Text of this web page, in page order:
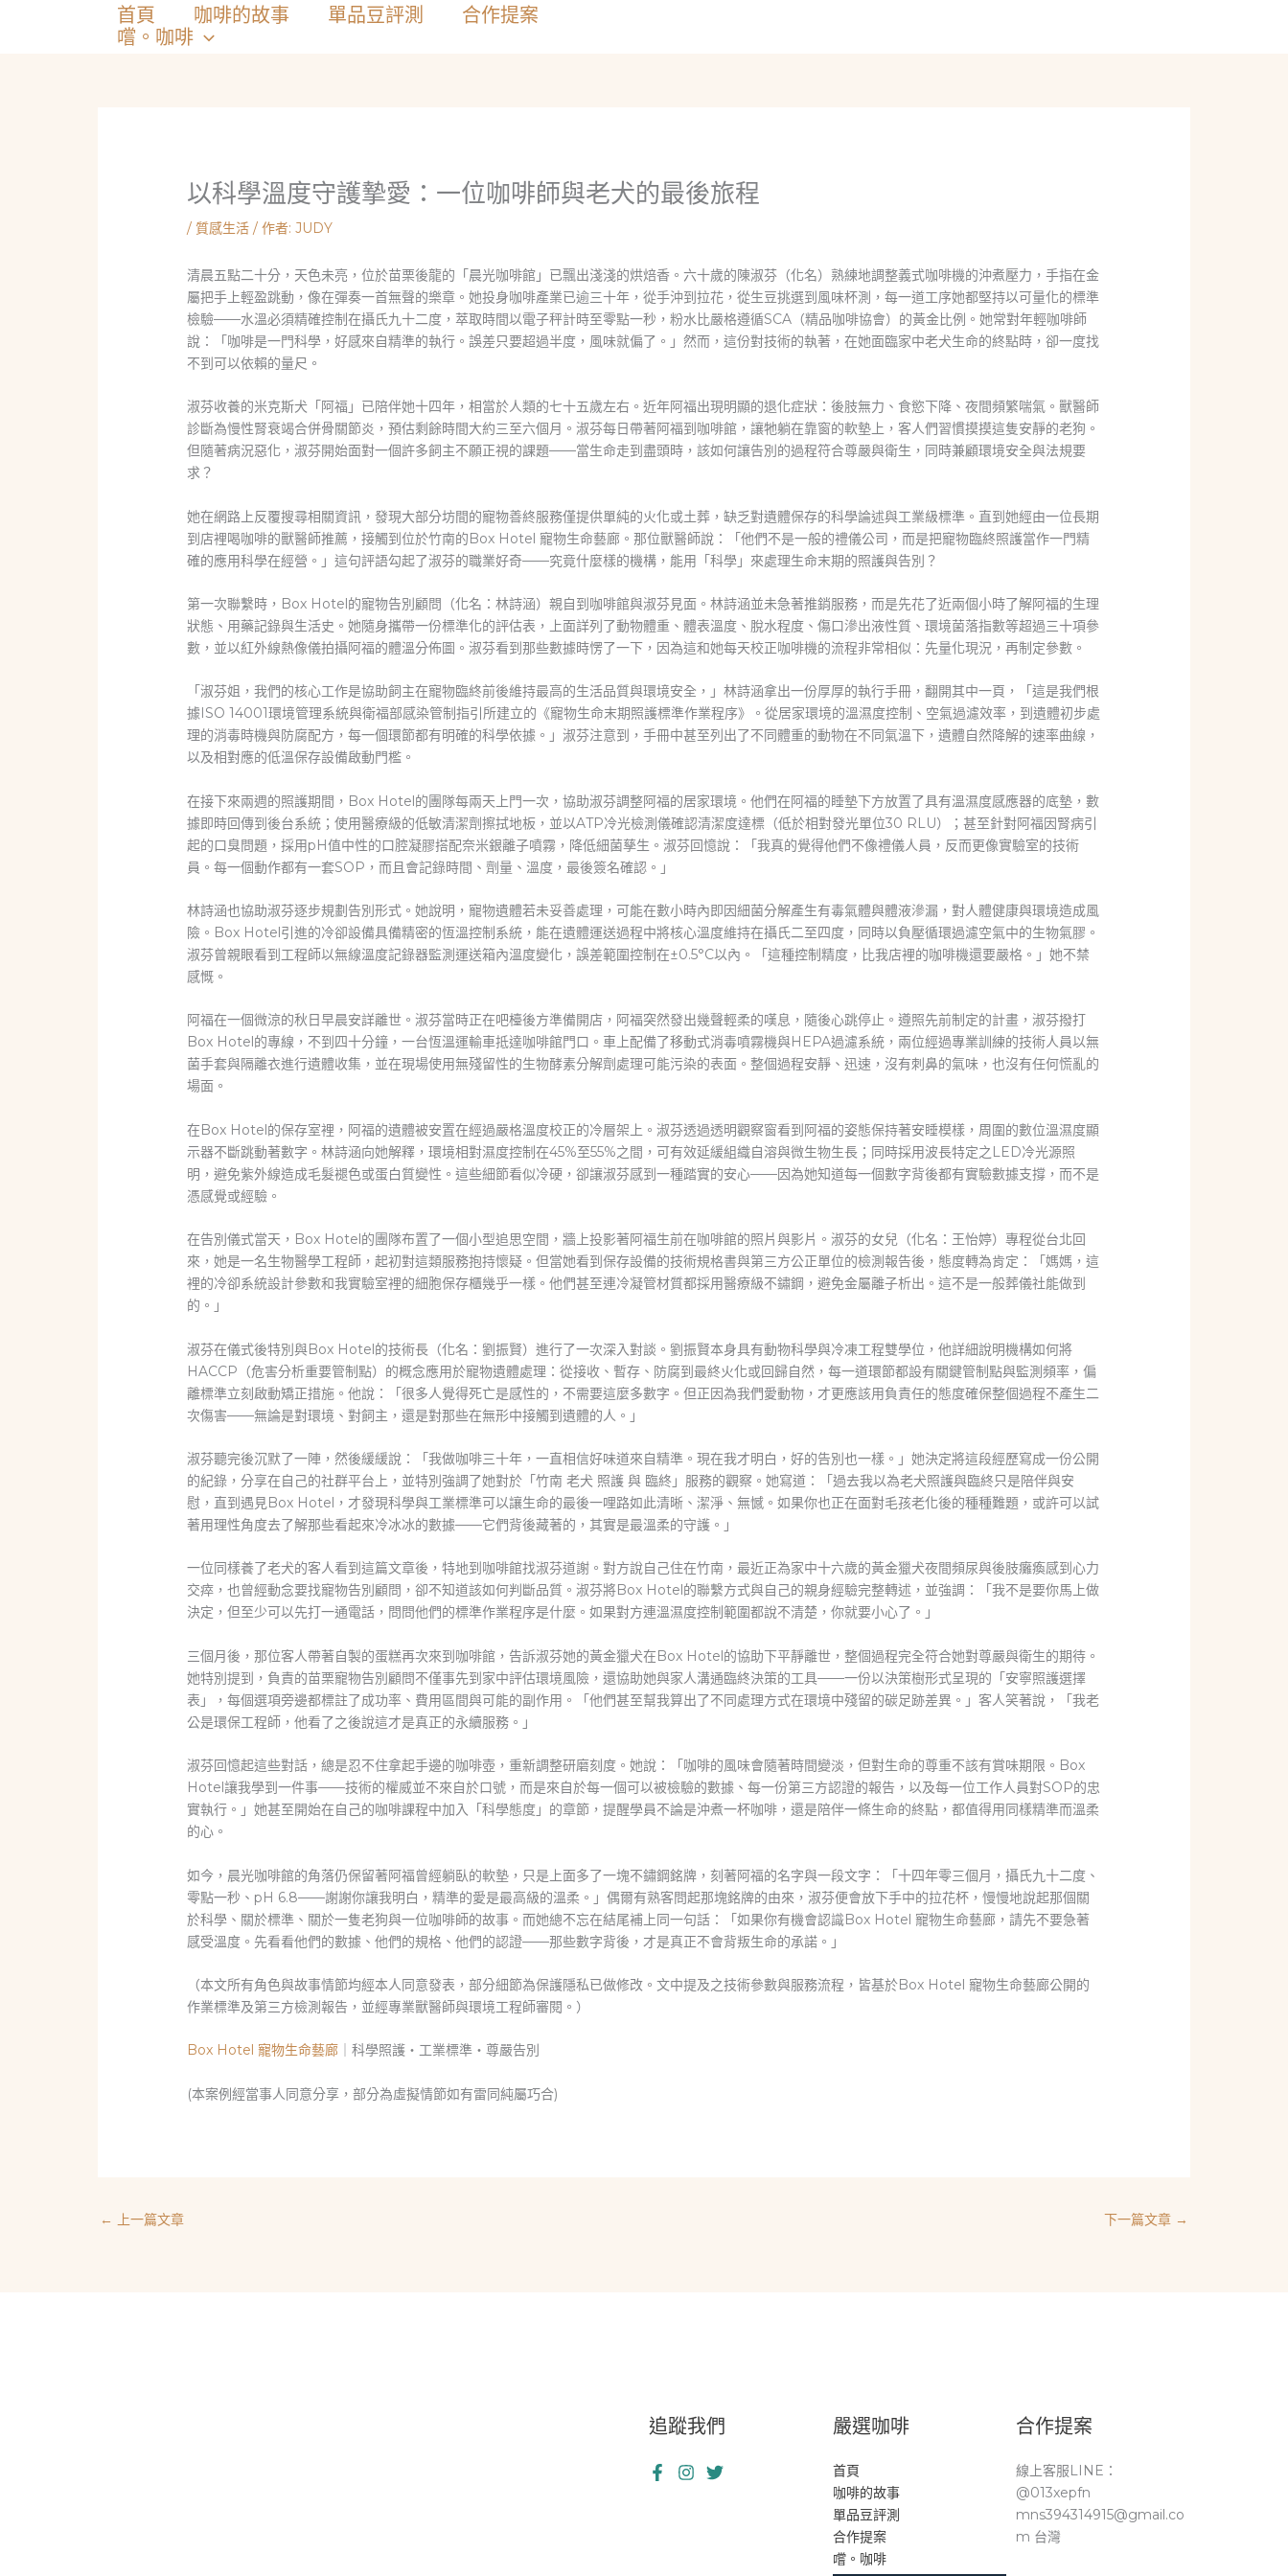
首頁 咖啡的故事 單品豆評測
合作提案
嚐。咖啡
以科學溫度守護摯愛：一位咖啡師與老犬的最後旅程
/質感生活 / 作者:JUDY
清晨五點二十分，天色未亮，位於苗栗後龍的「晨光咖啡館」已飄出淺淺的烘焙香。六十歲的陳淑芬（化名）熟練地調整義式咖啡機的沖煮壓力，手指在金
屬把手上輕盈跳動，像在彈奏一首無聲的樂章。她投身咖啡產業已逾三十年，從手沖到拉花，從生豆挑選到風味杯測，每一道工序她都堅持以可量化的標準
檢驗——水溫必須精確控制在攝氏九十二度，萃取時間以電子秤計時至零點一秒，粉水比嚴格遵循SCA（精品咖啡協會）的黃金比例。她常對年輕咖啡師
說：「咖啡是一門科學，好感來自精準的執行。誤差只要超過半度，風味就偏了。」然而，這份對技術的執著，在她面臨家中老犬生命的終點時，卻一度找
不到可以依賴的量尺。
淑芬收養的米克斯犬「阿福」已陪伴她十四年，相當於人類的七十五歲左右。近年阿福出現明顯的退化症狀：後肢無力、食慾下降、夜間頻繁喘氣。獸醫師
診斷為慢性腎衰竭合併骨關節炎，預估剩餘時間大約三至六個月。淑芬每日帶著阿福到咖啡館，讓牠躺在靠窗的軟墊上，客人們習慣摸摸這隻安靜的老狗。
但隨著病況惡化，淑芬開始面對一個許多飼主不願正視的課題——當生命走到盡頭時，該如何讓告別的過程符合尊嚴與衛生，同時兼顧環境安全與法規要
求？
她在網路上反覆搜尋相關資訊，發現大部分坊間的寵物善終服務僅提供單純的火化或土葬，缺乏對遺體保存的科學論述與工業級標準。直到她經由一位長期
到店裡喝咖啡的獸醫師推薦，接觸到位於竹南的Box Hotel 寵物生命藝廊。那位獸醫師說：「他們不是一般的禮儀公司，而是把寵物臨終照護當作一門精
確的應用科學在經營。」這句評語勾起了淑芬的職業好奇——究竟什麼樣的機構，能用「科學」來處理生命末期的照護與告別？
第一次聯繫時，Box Hotel的寵物告別顧問（化名：林詩涵）親自到咖啡館與淑芬見面。林詩涵並未急著推銷服務，而是先花了近兩個小時了解阿福的生理
狀態、用藥記錄與生活史。她隨身攜帶一份標準化的評估表，上面詳列了動物體重、體表溫度、脫水程度、傷口滲出液性質、環境菌落指數等超過三十項參
數，並以紅外線熱像儀拍攝阿福的體溫分佈圖。淑芬看到那些數據時愣了一下，因為這和她每天校正咖啡機的流程非常相似：先量化現況，再制定參數。
「淑芬姐，我們的核心工作是協助飼主在寵物臨終前後維持最高的生活品質與環境安全，」林詩涵拿出一份厚厚的執行手冊，翻開其中一頁，「這是我們根
據ISO 14001環境管理系統與衛福部感染管制指引所建立的《寵物生命末期照護標準作業程序》。從居家環境的溫濕度控制、空氣過濾效率，到遺體初步處
理的消毒時機與防腐配方，每一個環節都有明確的科學依據。」淑芬注意到，手冊中甚至列出了不同體重的動物在不同氣溫下，遺體自然降解的速率曲線，
以及相對應的低溫保存設備啟動門檻。
在接下來兩週的照護期間，Box Hotel的團隊每兩天上門一次，協助淑芬調整阿福的居家環境。他們在阿福的睡墊下方放置了具有溫濕度感應器的底墊，數
據即時回傳到後台系統；使用醫療級的低敏清潔劑擦拭地板，並以ATP冷光檢測儀確認清潔度達標（低於相對發光單位30 RLU）；甚至針對阿福因腎病引
起的口臭問題，採用pH值中性的口腔凝膠搭配奈米銀離子噴霧，降低細菌孳生。淑芬回憶說：「我真的覺得他們不像禮儀人員，反而更像實驗室的技術
員。每一個動作都有一套SOP，而且會記錄時間、劑量、溫度，最後簽名確認。」
林詩涵也協助淑芬逐步規劃告別形式。她說明，寵物遺體若未妥善處理，可能在數小時內即因細菌分解產生有毒氣體與體液滲漏，對人體健康與環境造成風
險。Box Hotel引進的冷卻設備具備精密的恆溫控制系統，能在遺體運送過程中將核心溫度維持在攝氏二至四度，同時以負壓循環過濾空氣中的生物氣膠。
淑芬曾親眼看到工程師以無線溫度記錄器監測運送箱內溫度變化，誤差範圍控制在±0.5°C以內。「這種控制精度，比我店裡的咖啡機還要嚴格。」她不禁
感慨。
阿福在一個微涼的秋日早晨安詳離世。淑芬當時正在吧檯後方準備開店，阿福突然發出幾聲輕柔的嘆息，隨後心跳停止。遵照先前制定的計畫，淑芬撥打
Box Hotel的專線，不到四十分鐘，一台恆溫運輸車抵達咖啡館門口。車上配備了移動式消毒噴霧機與HEPA過濾系統，兩位經過專業訓練的技術人員以無
菌手套與隔離衣進行遺體收集，並在現場使用無殘留性的生物酵素分解劑處理可能污染的表面。整個過程安靜、迅速，沒有刺鼻的氣味，也沒有任何慌亂的
場面。
在Box Hotel的保存室裡，阿福的遺體被安置在經過嚴格溫度校正的冷層架上。淑芬透過透明觀察窗看到阿福的姿態保持著安睡模樣，周圍的數位溫濕度顯
示器不斷跳動著數字。林詩涵向她解釋，環境相對濕度控制在45%至55%之間，可有效延緩組織自溶與微生物生長；同時採用波長特定之LED冷光源照
明，避免紫外線造成毛髮褪色或蛋白質變性。這些細節看似冷硬，卻讓淑芬感到一種踏實的安心——因為她知道每一個數字背後都有實驗數據支撐，而不是
憑感覺或經驗。
在告別儀式當天，Box Hotel的團隊布置了一個小型追思空間，牆上投影著阿福生前在咖啡館的照片與影片。淑芬的女兒（化名：王怡婷）專程從台北回
來，她是一名生物醫學工程師，起初對這類服務抱持懷疑。但當她看到保存設備的技術規格書與第三方公正單位的檢測報告後，態度轉為肯定：「媽媽，這
裡的冷卻系統設計參數和我實驗室裡的細胞保存櫃幾乎一樣。他們甚至連冷凝管材質都採用醫療級不鏽鋼，避免金屬離子析出。這不是一般葬儀社能做到
的。」
淑芬在儀式後特別與Box Hotel的技術長（化名：劉振賢）進行了一次深入對談。劉振賢本身具有動物科學與冷凍工程雙學位，他詳細說明機構如何將
HACCP（危害分析重要管制點）的概念應用於寵物遺體處理：從接收、暫存、防腐到最終火化或回歸自然，每一道環節都設有關鍵管制點與監測頻率，偏
離標準立刻啟動矯正措施。他說：「很多人覺得死亡是感性的，不需要這麼多數字。但正因為我們愛動物，才更應該用負責任的態度確保整個過程不產生二
次傷害——無論是對環境、對飼主，還是對那些在無形中接觸到遺體的人。」
淑芬聽完後沉默了一陣，然後緩緩說：「我做咖啡三十年，一直相信好味道來自精準。現在我才明白，好的告別也一樣。」她決定將這段經歷寫成一份公開
的紀錄，分享在自己的社群平台上，並特別強調了她對於「竹南 老犬 照護 與 臨終」服務的觀察。她寫道：「過去我以為老犬照護與臨終只是陪伴與安
慰，直到遇見Box Hotel，才發現科學與工業標準可以讓生命的最後一哩路如此清晰、潔淨、無憾。如果你也正在面對毛孩老化後的種種難題，或許可以試
著用理性角度去了解那些看起來冷冰冰的數據——它們背後藏著的，其實是最溫柔的守護。」
一位同樣養了老犬的客人看到這篇文章後，特地到咖啡館找淑芬道謝。對方說自己住在竹南，最近正為家中十六歲的黃金獵犬夜間頻尿與後肢癱瘓感到心力
交瘁，也曾經動念要找寵物告別顧問，卻不知道該如何判斷品質。淑芬將Box Hotel的聯繫方式與自己的親身經驗完整轉述，並強調：「我不是要你馬上做
決定，但至少可以先打一通電話，問問他們的標準作業程序是什麼。如果對方連溫濕度控制範圍都說不清楚，你就要小心了。」
三個月後，那位客人帶著自製的蛋糕再次來到咖啡館，告訴淑芬她的黃金獵犬在Box Hotel的協助下平靜離世，整個過程完全符合她對尊嚴與衛生的期待。
她特別提到，負責的苗栗寵物告別顧問不僅事先到家中評估環境風險，還協助她與家人溝通臨終決策的工具——一份以決策樹形式呈現的「安寧照護選擇
表」，每個選項旁邊都標註了成功率、費用區間與可能的副作用。「他們甚至幫我算出了不同處理方式在環境中殘留的碳足跡差異。」客人笑著說，「我老
公是環保工程師，他看了之後說這才是真正的永續服務。」
淑芬回憶起這些對話，總是忍不住拿起手邊的咖啡壺，重新調整研磨刻度。她說：「咖啡的風味會隨著時間變淡，但對生命的尊重不該有賞味期限。Box
Hotel讓我學到一件事——技術的權威並不來自於口號，而是來自於每一個可以被檢驗的數據、每一份第三方認證的報告，以及每一位工作人員對SOP的忠
實執行。」她甚至開始在自己的咖啡課程中加入「科學態度」的章節，提醒學員不論是沖煮一杯咖啡，還是陪伴一條生命的終點，都值得用同樣精準而溫柔
的心。
如今，晨光咖啡館的角落仍保留著阿福曾經躺臥的軟墊，只是上面多了一塊不鏽鋼銘牌，刻著阿福的名字與一段文字：「十四年零三個月，攝氏九十二度、
零點一秒、pH 6.8——謝謝你讓我明白，精準的愛是最高級的溫柔。」偶爾有熟客問起那塊銘牌的由來，淑芬便會放下手中的拉花杯，慢慢地說起那個關
於科學、關於標準、關於一隻老狗與一位咖啡師的故事。而她總不忘在結尾補上同一句話：「如果你有機會認識Box Hotel 寵物生命藝廊，請先不要急著
感受溫度。先看看他們的數據、他們的規格、他們的認證——那些數字背後，才是真正不會背叛生命的承諾。」
（本文所有角色與故事情節均經本人同意發表，部分細節為保護隱私已做修改。文中提及之技術參數與服務流程，皆基於Box Hotel 寵物生命藝廊公開的
作業標準及第三方檢測報告，並經專業獸醫師與環境工程師審閱。）
Box Hotel 寵物生命藝廊 ｜科學照護・工業標準・尊嚴告別
(本案例經當事人同意分享，部分為虛擬情節如有雷同純屬巧合)
← 上一篇文章 下一篇文章 →
追蹤我們 嚴選咖啡
首頁
咖啡的故事
單品豆評測
合作提案
嚐。咖啡
合作提案
線上客服LINE：
@013xepfn
mns394314915@gmail.co
m 台灣